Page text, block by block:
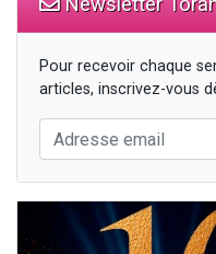
Pour recevoir chaque
articles, inscrivez-vous